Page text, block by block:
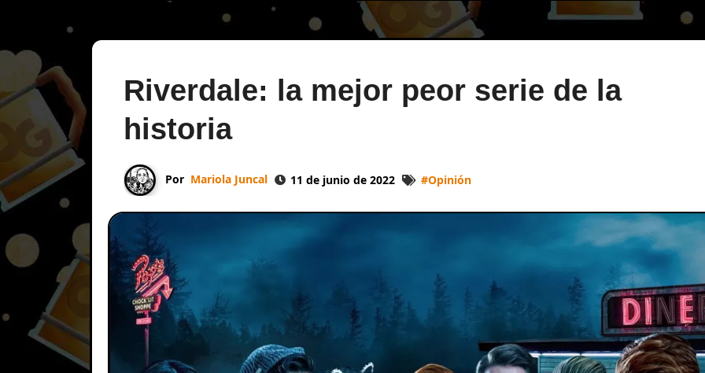
Riverdale: la mejor peor serie de la
historia
Por Mariola Juncal 11 de junio de 2022 #Opinión